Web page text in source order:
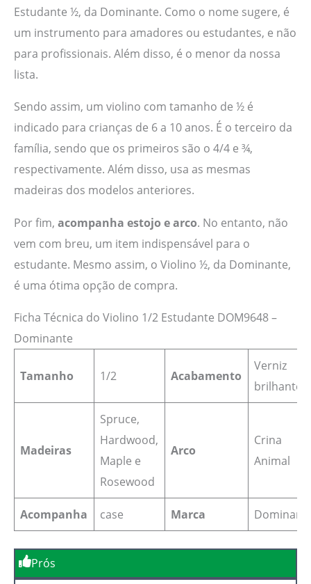
Estudante ½, da Dominante. Como o nome sugere, é
um instrumento para amadores ou estudantes, e não
para profissionais. Além disso, é o menor da nossa
lista.
Sendo assim, um violino com tamanho de ½ é
indicado para crianças de 6 a 10 anos. É o terceiro da
família, sendo que os primeiros são o 4/4 e ¾,
respectivamente. Além disso, usa as mesmas
madeiras dos modelos anteriores.
Por fim, acompanha estojo e arco. No entanto, não
vem com breu, um item indispensável para o
estudante. Mesmo assim, o Violino ½, da Dominante,
é uma ótima opção de compra.
Ficha Técnica do Violino 1/2 Estudante DOM9648 –
Dominante
Tamanho 1/2 Acabamento
Verniz
brilhante
Madeiras
Spruce,
Hardwood,
Maple e
Rosewood
Arco
Crina
Animal
Acompanha case Marca
Prós